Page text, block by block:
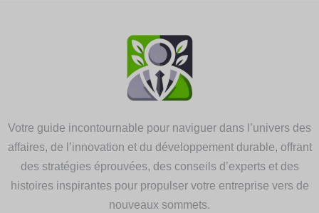
Votre guide incontournable pour naviguer dans l’univers des
affaires, de l’innovation et du développement durable, offrant
des stratégies éprouvées, des conseils d’experts et des
histoires inspirantes pour propulser votre entreprise vers de
nouveaux sommets.